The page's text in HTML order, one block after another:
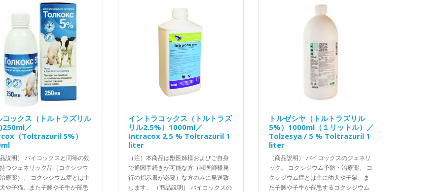
コックス（トルトラズリル
／
（Toltrazuril 5%）
品説明） バイコックスと同等の効
つジェネリック品（コクシジウ
療薬）。 コクシジウム症とは主
や子猫、また子豚や子牛が罹患
イントラコックス（トルトラズ
リル2.5%）1000ml／
Intracox 2.5 % Toltrazuril 1
liter
（注）本商品は獣医師様およびご自身
で通関手続きが可能な方（獣医師様発
行の指示書が必要）な方のみに発送致
します。 （商品説明） バイコックスの
トルゼシヤ（トルトラズリル
5%）1000ml（１リットル）／
Tolzesya / 5 % Toltrazuril 1
liter
（商品説明） バイコックスのジェネリ
ック。 コクシジウム予防・治療薬。 コ
クシジウム症とは主に幼犬や子猫、ま
た子豚や子牛が罹患するコクシジウム